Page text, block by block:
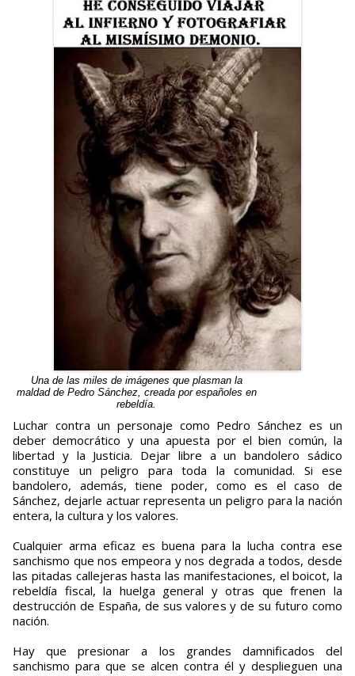
Una de las miles de imágenes que plasman la
maldad de Pedro Sánchez, creada por españoles en
rebeldía.
Luchar contra un personaje como Pedro Sánchez es un
deber democrático y una apuesta por el bien común, la
libertad y la Justicia. Dejar libre a un bandolero sádico
constituye un peligro para toda la comunidad. Si ese
bandolero, además, tiene poder, como es el caso de
Sánchez, dejarle actuar representa un peligro para la nación
entera, la cultura y los valores.
Cualquier arma eficaz es buena para la lucha contra ese
sanchismo que nos empeora y nos degrada a todos, desde
las pitadas callejeras hasta las manifestaciones, el boicot, la
rebeldía fiscal, la huelga general y otras que frenen la
destrucción de España, de sus valores y de su futuro como
nación.
Hay que presionar a los grandes damnificados del
sanchismo para que se alcen contra él y desplieguen una